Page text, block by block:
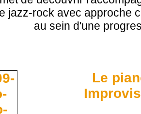
jazz-rock avec approche
au sein d'une
Le